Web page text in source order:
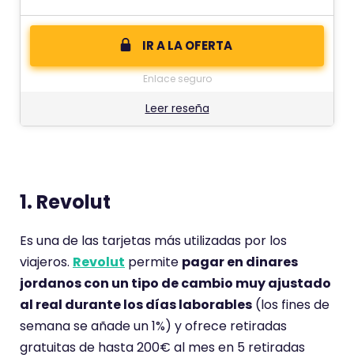
IR A LA OFERTA
Enlace seguro
Leer reseña
1. Revolut
Es una de las tarjetas más utilizadas por los
viajeros. Revolut permite pagar en dinares
jordanos con un tipo de cambio muy ajustado
al real durante los días laborables (los fines de
semana se añade un 1%) y ofrece retiradas
gratuitas de hasta 200€ al mes en 5 retiradas